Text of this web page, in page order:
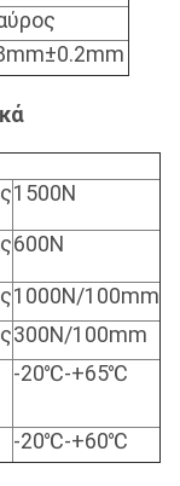
1500N
600N
1000N/100mm
300N/100mm
-20℃-+65℃
-20℃-+60℃